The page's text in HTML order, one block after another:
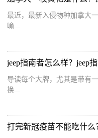
最近，最新入侵物种加拿大
喻...
jeep指南者怎么样？jeep
导读每个大牌，尤其是带有
换...
打完新冠疫苗不能吃什么